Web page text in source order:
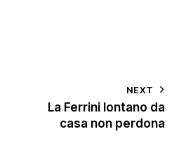
NEXT
La Ferrini lontano da
casa non perdona